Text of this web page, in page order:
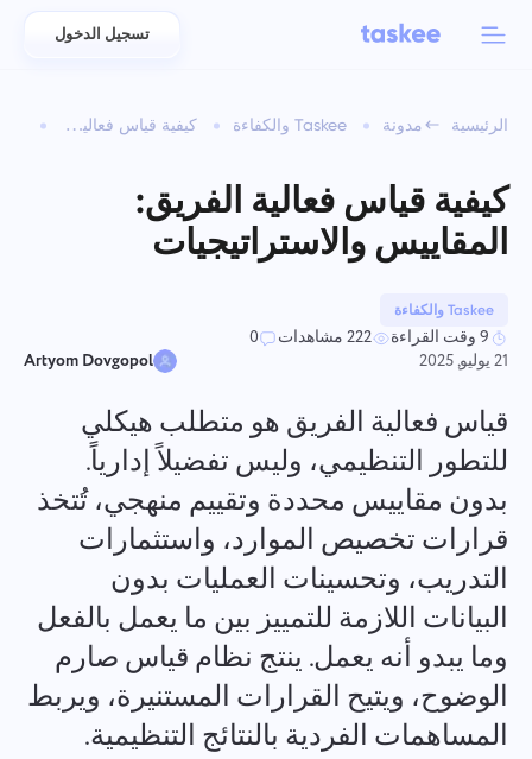
العربية
Azərbaycan
日本語
Deutsch
English
Español
Français
עברית
हिन्दी
تسجيل الدخول
الرئيسية مدونة Taskee والكفاءة كيفية قياس فعالية الفريق: المقاييس والاستراتيجيات
كيفية قياس فعالية الفريق:
المقاييس والاستراتيجيات
Taskee والكفاءة
9 وقت القراءة 222 مشاهدات
0
21 يوليو, 2025
Artyom Dovgopol
قياس فعالية الفريق هو متطلب هيكلي
للتطور التنظيمي، وليس تفضيلاً إدارياً.
بدون مقاييس محددة وتقييم منهجي، تُتخذ
قرارات تخصيص الموارد، واستثمارات
التدريب، وتحسينات العمليات بدون
البيانات اللازمة للتمييز بين ما يعمل بالفعل
وما يبدو أنه يعمل. ينتج نظام قياس صارم
الوضوح، ويتيح القرارات المستنيرة، ويربط
المساهمات الفردية بالنتائج التنظيمية.
ميزات Taskee
تعرّف على 7 المزيد من الميزات الملهمة
تتبع وقت المهام، ومراقبة الزملاء، وإضافة الوقت يدويًا
المهام
إنشاء مهمة، والعمل عليها مع الزملاء وإغلاقها عند اكتمالها
التقارير
توزيع الموارد باستخدام تقارير الوقت المستغرق لكل مشروع
لوحة كانبان
للفرق
الصناعات
نوع الشركة